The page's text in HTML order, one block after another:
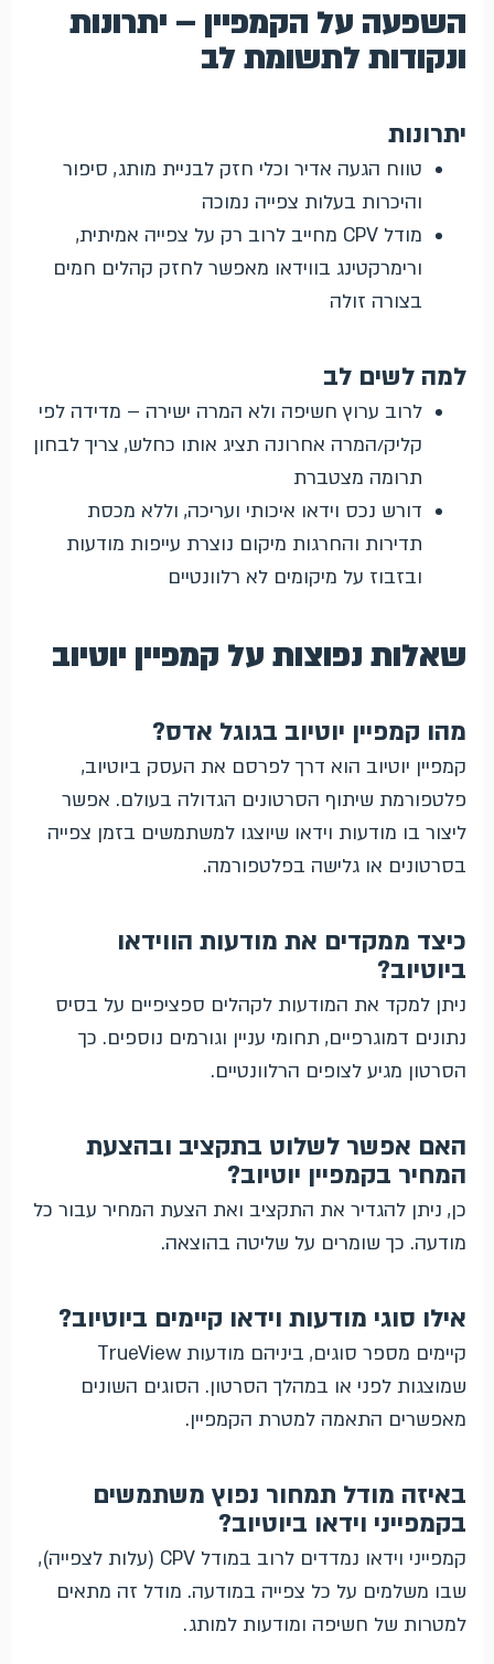
השפעה על הקמפיין – יתרונות
ונקודות לתשומת לב
יתרונות
טווח הגעה אדיר וכלי חזק לבניית מותג, סיפור
והיכרות בעלות צפייה נמוכה
מודל CPV מחייב לרוב רק על צפייה אמיתית,
ורימרקטינג בווידאו מאפשר לחזק קהלים חמים
בצורה זולה
למה לשים לב
לרוב ערוץ חשיפה ולא המרה ישירה – מדידה לפי
קליק/המרה אחרונה תציג אותו כחלש, צריך לבחון
תרומה מצטברת
דורש נכס וידאו איכותי ועריכה, וללא מכסת
תדירות והחרגות מיקום נוצרת עייפות מודעות
ובזבוז על מיקומים לא רלוונטיים
שאלות נפוצות על קמפיין יוטיוב
מהו קמפיין יוטיוב בגוגל אדס?
קמפיין יוטיוב הוא דרך לפרסם את העסק ביוטיוב,
פלטפורמת שיתוף הסרטונים הגדולה בעולם. אפשר
ליצור בו מודעות וידאו שיוצגו למשתמשים בזמן צפייה
בסרטונים או גלישה בפלטפורמה.
כיצד ממקדים את מודעות הווידאו
ביוטיוב?
ניתן למקד את המודעות לקהלים ספציפיים על בסיס
נתונים דמוגרפיים, תחומי עניין וגורמים נוספים. כך
הסרטון מגיע לצופים הרלוונטיים.
האם אפשר לשלוט בתקציב ובהצעת
המחיר בקמפיין יוטיוב?
כן, ניתן להגדיר את התקציב ואת הצעת המחיר עבור כל
מודעה. כך שומרים על שליטה בהוצאה.
אילו סוגי מודעות וידאו קיימים ביוטיוב?
קיימים מספר סוגים, ביניהם מודעות TrueView
שמוצגות לפני או במהלך הסרטון. הסוגים השונים
מאפשרים התאמה למטרת הקמפיין.
באיזה מודל תמחור נפוץ משתמשים
בקמפייני וידאו ביוטיוב?
קמפייני וידאו נמדדים לרוב במודל CPV (עלות לצפייה),
שבו משלמים על כל צפייה במודעה. מודל זה מתאים
למטרות של חשיפה ומודעות למותג.